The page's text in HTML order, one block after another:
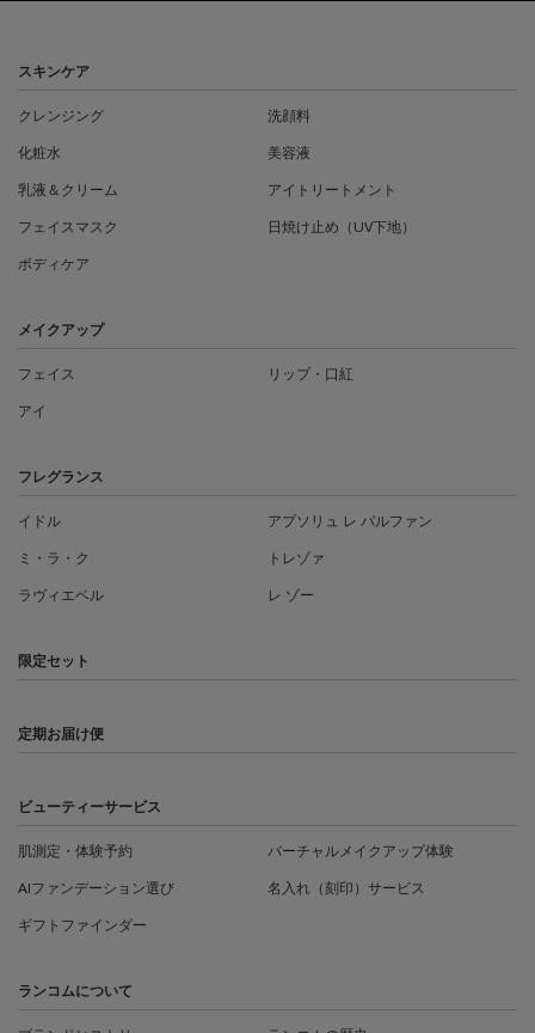
スキンケア
クレンジング 洗顔料
化粧水 美容液
乳液＆クリーム アイトリートメント
フェイスマスク 日焼け止め（UV下地）
ボディケア
メイクアップ
フェイス リップ・口紅
アイ
フレグランス
イドル アプソリュ レ パルファン
ミ・ラ・ク トレゾァ
ラヴィエベル レ ゾー
限定セット
定期お届け便
ビューティーサービス
肌測定・体験予約 バーチャルメイクアップ体験
AIファンデーション選び 名入れ（刻印）サービス
ギフトファインダー
ランコムについて